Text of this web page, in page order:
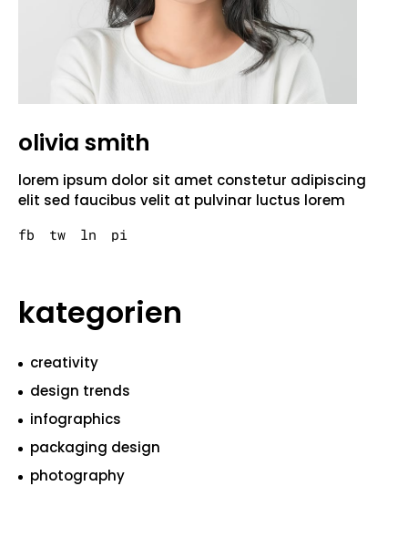
olivia smith
lorem ipsum dolor sit amet constetur adipiscing
elit sed faucibus velit at pulvinar luctus lorem
fb tw ln pi
kategorien
creativity
design trends
infographics
packaging design
photography